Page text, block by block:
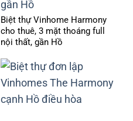
Biệt thự Vinhome Harmony
cho thuê, 3 mặt thoáng full
nội thất, gần Hồ